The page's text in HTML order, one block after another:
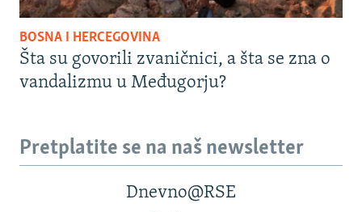
BOSNA I HERCEGOVINA
Šta su govorili zvaničnici, a šta se zna o
vandalizmu u Međugorju?
Pretplatite se na naš newsletter
Dnevno@RSE